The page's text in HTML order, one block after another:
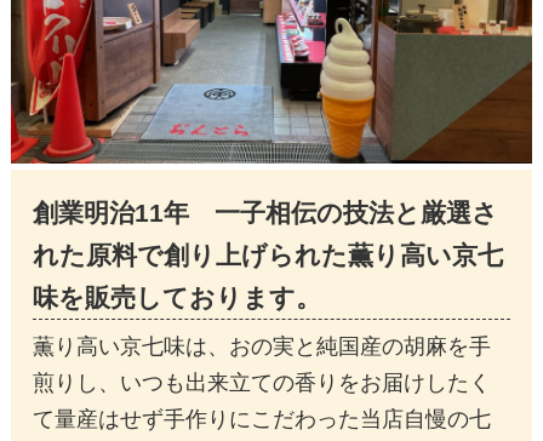
創業明治11年 一子相伝の技法と厳選さ
れた原料で創り上げられた薫り高い京七
味を販売しております。
薫り高い京七味は、おの実と純国産の胡麻を手
煎りし、いつも出来立ての香りをお届けしたく
て量産はせず手作りにこだわった当店自慢の七